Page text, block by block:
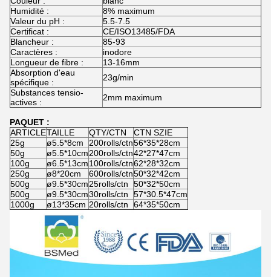
Humidité :
8% maximum
Valeur du pH :
5.5-7.5
Certificat :
CE/ISO13485/FDA
Blancheur :
85-93
Caractères :
inodore
Longueur de fibre :
13-16mm
Absorption d'eau
spécifique :
23g/min
Substances tensio-
actives :
2mm maximum
PAQUET :
ARTICLETAILLE QTY/CTN
CTN SZIE
25g
ø5.5*8cm 200rolls/ctn56*35*28cm
50g
ø5.5*10cm200rolls/ctn42*27*47cm
100g
ø6.5*13cm100rolls/ctn62*28*32cm
250g
ø8*20cm 600rolls/ctn50*32*42cm
500g
ø9.5*30cm25rolls/ctn
50*32*50cm
500g
ø9.5*30cm30rolls/ctn
57*30.5*47cm
1000g
ø13*35cm 20rolls/ctn 64*35*50cm